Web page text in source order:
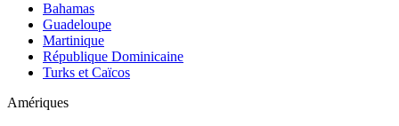
Bahamas
Guadeloupe
Martinique
République Dominicaine
Turks et Caïcos
Amériques